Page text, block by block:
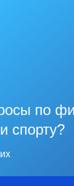
по
спорту?